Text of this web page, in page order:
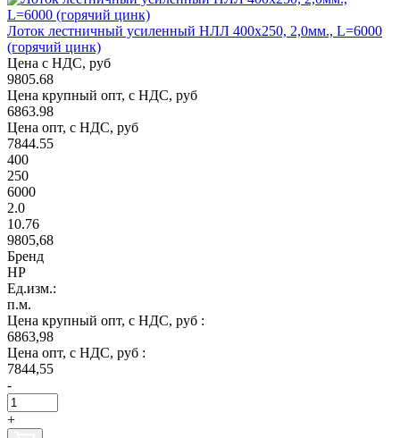
Лоток лестничный усиленный НЛЛ 400х250, 2,0мм., L=6000
(горячий цинк)
Цена с НДС, руб
9805.68
Цена крупный опт, с НДС, руб
6863.98
Цена опт, с НДС, руб
7844.55
400
250
6000
2.0
10.76
9805,68
Бренд
НР
Ед.изм.:
п.м.
Цена крупный опт, с НДС, руб :
6863,98
Цена опт, с НДС, руб :
7844,55
-
+